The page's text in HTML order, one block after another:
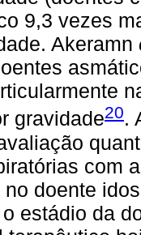
9,3 vezes
Akeramn
gravidade20.
com
doente
estádio da